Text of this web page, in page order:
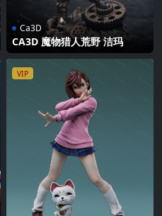
Ca3D
CA3D 魔物猎人荒野 洁玛
VIP